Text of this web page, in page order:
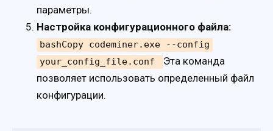
параметры.
Настройка конфигурационного файла:
bashCopy codeminer.exe --config
your_config_file.conf
Эта команда
позволяет использовать определенный файл
конфигурации.